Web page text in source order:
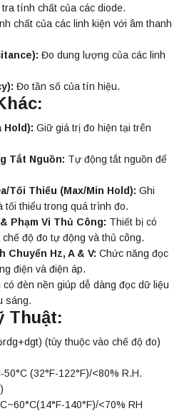
tra tính chất của các diode.
chất của các linh kiện với âm thanh
Đo dung lượng của các linh
Đo tần số của tín hiệu.
Hold): Giữ giá trị đo hiện tại trên
Tắt Nguồn: Tự động tắt nguồn để
Tối Thiểu (Max/Min Hold): Ghi
tối thiểu trong quá trình đo.
Phạm Vi Thủ Công: Thiết bị có
độ đo tự động và thủ công.
Chuyển Hz, A & V: Chức năng đọc
điện và điện áp.
có đèn nền giúp dễ dàng đọc dữ liệu
sáng.
Thuật:
(tùy thuộc vào chế độ đo)
50°C (32°F-122°F)/<80% R.H.
140°F)/<70% RH